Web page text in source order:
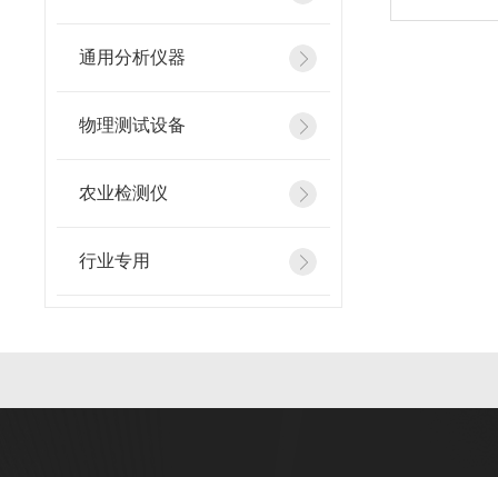
通用分析仪器
物理测试设备
农业检测仪
行业专用